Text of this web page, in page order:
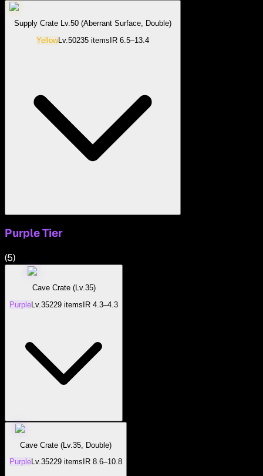
Supply Crate Lv.50 (Aberrant Surface, Double)
YellowLv. 50235 itemsIR 6.5–13.4
PurpleTier
(5)
Cave Crate (Lv.35)
Purple Lv. 35229 items IR 4.3–4.3
Cave Crate (Lv.35, Double)
PurpleLv.35229 items IR 8.6–10.8